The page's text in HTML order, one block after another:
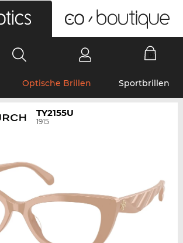
Optische Brillen Sportbrillen
TY2155U
1915